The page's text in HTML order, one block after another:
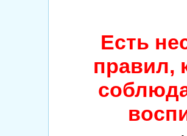
Есть
правил,